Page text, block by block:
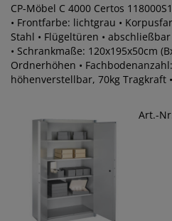
CP-Möbel C 4000 Certos
• Frontfarbe: lichtgrau •
Stahl • Flügeltüren •
• Schrankmaße: 120x195x50cm
Ordnerhöhen •
höhenverstellbar, 70kg Tragkraft
Art.-